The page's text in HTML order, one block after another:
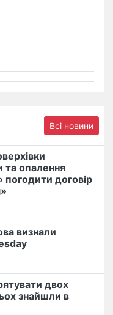
Всі новини
та опалення
погодити договір
визнали
двох
знайшли в